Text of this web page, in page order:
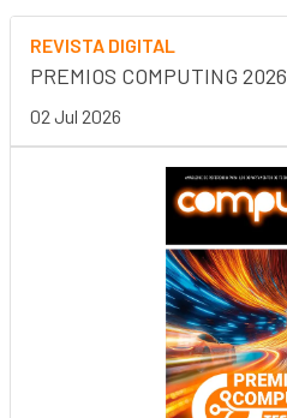
REVISTA DIGITAL
PREMIOS COMPUTING 2026
02 Jul 2026